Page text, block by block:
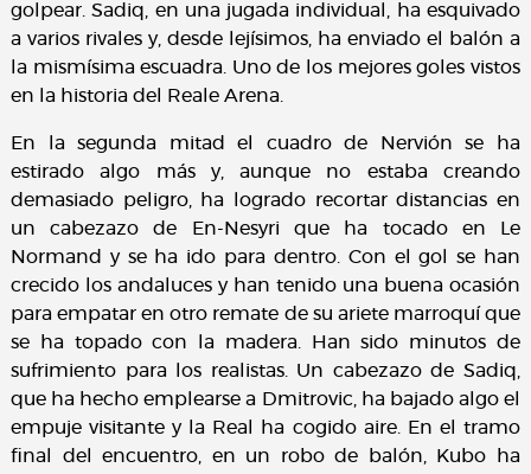
golpear. Sadiq, en una jugada individual, ha esquivado
a varios rivales y, desde lejísimos, ha enviado el balón a
la mismísima escuadra. Uno de los mejores goles vistos
en la historia del Reale Arena.
En la segunda mitad el cuadro de Nervión se ha
estirado algo más y, aunque no estaba creando
demasiado peligro, ha logrado recortar distancias en
un cabezazo de En-Nesyri que ha tocado en Le
Normand y se ha ido para dentro. Con el gol se han
crecido los andaluces y han tenido una buena ocasión
para empatar en otro remate de su ariete marroquí que
se ha topado con la madera. Han sido minutos de
sufrimiento para los realistas. Un cabezazo de Sadiq,
que ha hecho emplearse a Dmitrovic, ha bajado algo el
empuje visitante y la Real ha cogido aire. En el tramo
final del encuentro, en un robo de balón, Kubo ha